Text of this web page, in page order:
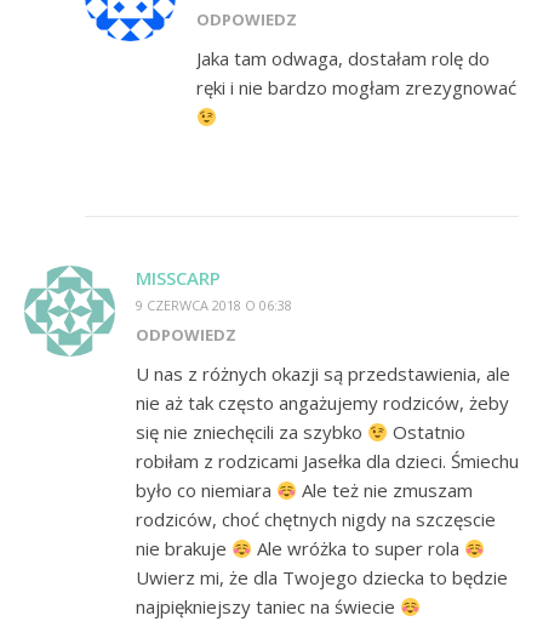
ODPOWIEDZ
Jaka tam odwaga, dostałam rolę do
ręki i nie bardzo mogłam zrezygnować
MISSCARP
9 CZERWCA 2018 O 06:38
ODPOWIEDZ
U nas z różnych okazji są przedstawienia, ale
nie aż tak często angażujemy rodziców, żeby
się nie zniechęcili za szybko
Ostatnio
robiłam z rodzicami Jasełka dla dzieci. Śmiechu
było co niemiara
Ale też nie zmuszam
rodziców, choć chętnych nigdy na szczęscie
nie brakuje
Ale wróżka to super rola
Uwierz mi, że dla Twojego dziecka to będzie
najpiękniejszy taniec na świecie